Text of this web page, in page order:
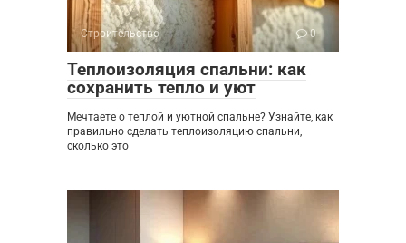
Строительство 0
Теплоизоляция спальни: как
сохранить тепло и уют
Мечтаете о теплой и уютной спальне? Узнайте, как
правильно сделать теплоизоляцию спальни,
сколько это